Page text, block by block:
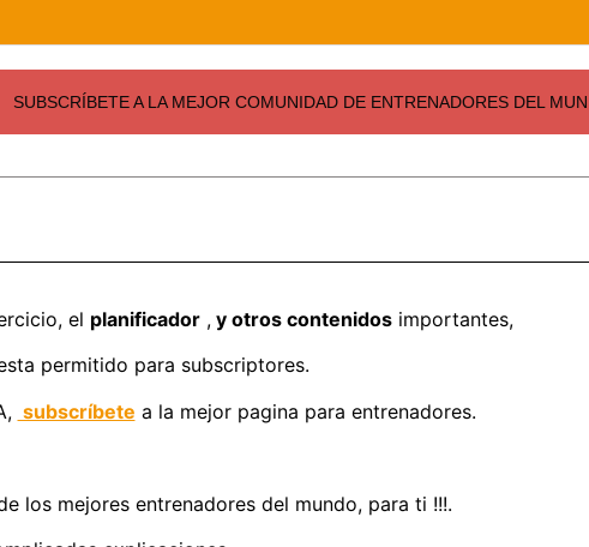
SUBSCRÍBETE A LA MEJOR COMUNIDAD DE ENTRENADORES DEL
el planificador,y otros contenidosimportantes,
permitido para subscriptores.
subscríbete a la mejor pagina para entrenadores.
los mejores entrenadores del mundo, para ti !!!.